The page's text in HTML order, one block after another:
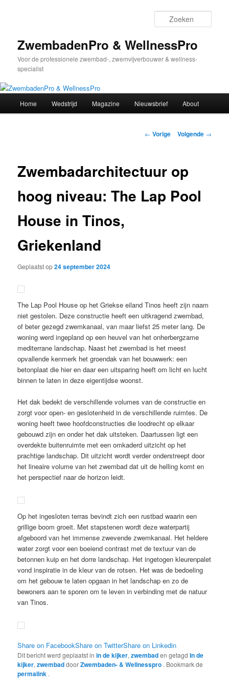
inhoudZwembadenPro & WellnessPro
Voor de professionele zwembad-, zwemvijverbouwer & wellness-
specialist
Home Wedstrijd Magazine Nieuwsbrief About
Bericht
← Vorige Volgende →
Zwembadarchitectuur op
hoog niveau: The Lap Pool
House in Tinos,
Griekenland
Geplaatst op24 september 2024
The Lap Pool House op het Griekse eiland Tinos heeft zijn naam
niet gestolen. Deze constructie heeft een uitkragend zwembad,
of beter gezegd zwemkanaal, van maar liefst 25 meter lang. De
woning werd ingepland op een heuvel van het onherbergzame
mediterrane landschap. Naast het zwembad is het meest
opvallende kenmerk het groendak van het bouwwerk: een
betonplaat die hier en daar een uitsparing heeft om licht en lucht
binnen te laten in deze eigentijdse woonst.
Het dak bedekt de verschillende volumes van de constructie en
zorgt voor open- en geslotenheid in de verschillende ruimtes. De
woning heeft twee hoofdconstructies die loodrecht op elkaar
gebouwd zijn en onder het dak uitsteken. Daartussen ligt een
overdekte buitenruimte met een omkaderd uitzicht op het
prachtige landschap. Dit uitzicht wordt verder onderstreept door
het lineaire volume van het zwembad dat uit de helling komt en
het perspectief naar de horizon leidt.
Op het ingesloten terras bevindt zich een rustbad waarin een
grillige boom groeit. Met stapstenen wordt deze waterpartij
afgeboord van het immense zwevende zwemkanaal. Het heldere
water zorgt voor een boeiend contrast met de textuur van de
betonnen kuip en het dorre landschap. Het ingetogen kleurenpalet
vond inspiratie in de kleur van de rotsen. Het was de bedoeling
om het gebouw te laten opgaan in het landschap en zo de
bewoners aan te sporen om te leven in verbinding met de natuur
van Tinos.
Share on FacebookShare on TwitterShare on Linkedin
Dit bericht werd geplaatst inin de kijker,zwembaden getagdIn de
kijker,zwembaddoorZwembaden- & Wellnesspro . Bookmark de
permalink .